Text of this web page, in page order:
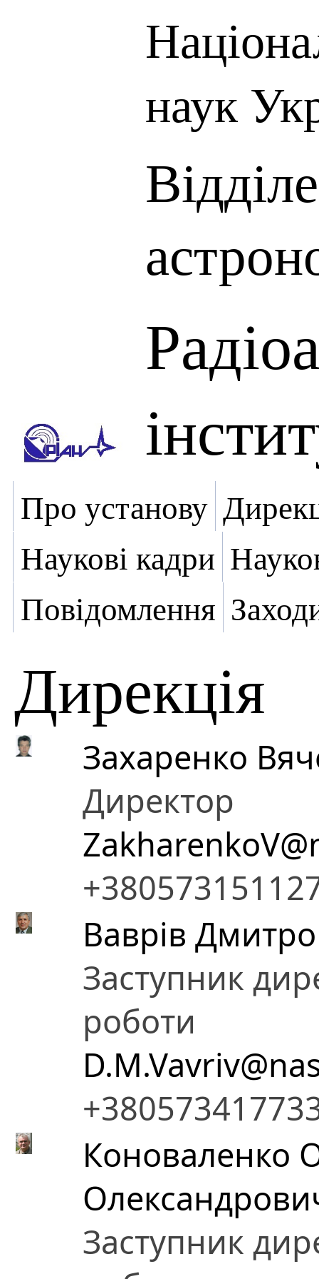
наук
Про установу
Наукові кадри
Повідомлення
Дирекція
Захаренко
Директор
Ваврів
Заступник
роботи
Коноваленко
Заступник